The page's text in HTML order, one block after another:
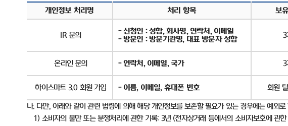
개인정보 처리명
처리 항목 보
IR문의 -신청인 :성함, 회사명, 연락처 , 이메일
-방문인 :방문기관명, 대표 방문자 성함 3
온라인 문의 -연락처 , 이메일, 국가 3
하이스마트 3.0 회원 가입 - 이름, 이메일, 휴대폰 번호 회원
나. 다만, 아래와 같이 관련 법령에 의해 해당 개인정보를 보존할 필요가 있는 경우에는 예외로
1) 소비자의 불만 또는 분쟁처리에 관한 기록: 3년 (전자상거래 등에서의 소비자보호에 관한